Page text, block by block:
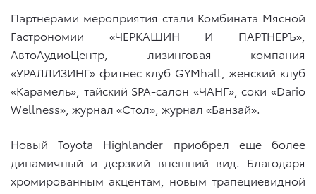
Партнерами мероприятия стали Комбината Мясной
Гастрономии «ЧЕРКАШИН И ПАРТНЕРЪ»,
АвтоАудиоЦентр, лизинговая компания
«УРАЛЛИЗИНГ» фитнес клуб GYMhall, женский клуб
«Карамель», тайский SPA-салон «ЧАНГ», соки «Dario
Wellness», журнал «Стол», журнал «Банзай».
Новый Toyota Highlander приобрел еще более
динамичный и дерзкий внешний вид. Благодаря
хромированным акцентам, новым трапециевидной